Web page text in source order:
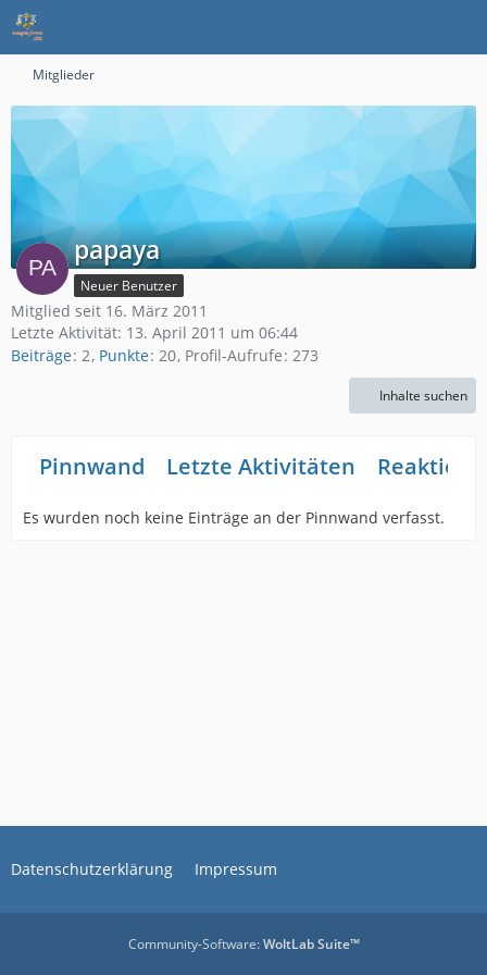
Mitglieder
papaya
Neuer Benutzer
Mitglied seit 16. März 2011
Letzte Aktivität: 13. April 2011 um 06:44
Beiträge 2 Punkte 20 Profil-Aufrufe 273
Inhalte suchen
Pinnwand Letzte Aktivitäten
Es wurden noch keine Einträge an der Pinnwand verfasst.
Datenschutzerklärung Impressum
Community-Software:WoltLab Suite™